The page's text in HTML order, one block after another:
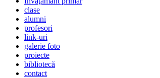
clase
alumni
profesori
link-uri
galerie foto
proiecte
bibliotecă
contact